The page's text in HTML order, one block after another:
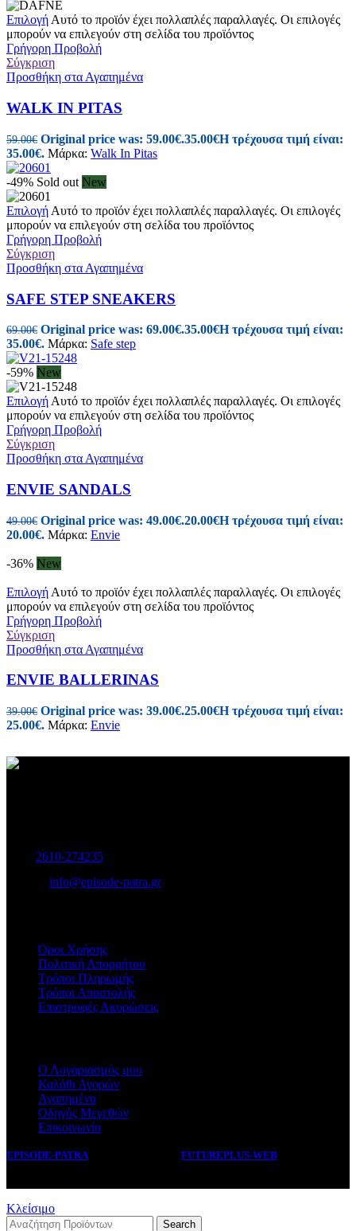
Επιλογή Αυτό το προϊόν έχει πολλαπλές παραλλαγές. Οι επιλογές
μπορούν να επιλεγούν στη σελίδα του προϊόντος
Γρήγορη Προβολή
Σύγκριση
Προσθήκη στα Αγαπημένα
WALK IN PITAS
59.00€ Original price was: 59.00€.35.00€Η τρέχουσα τιμή είναι:
35.00€. Μάρκα: Walk In Pitas
-49% Sold out New
Επιλογή Αυτό το προϊόν έχει πολλαπλές παραλλαγές. Οι επιλογές
μπορούν να επιλεγούν στη σελίδα του προϊόντος
Γρήγορη Προβολή
Σύγκριση
Προσθήκη στα Αγαπημένα
SAFE STEP SNEAKERS
69.00€ Original price was: 69.00€.35.00€Η τρέχουσα τιμή είναι:
35.00€. Μάρκα: Safe step
-59% New
Επιλογή Αυτό το προϊόν έχει πολλαπλές παραλλαγές. Οι επιλογές
μπορούν να επιλεγούν στη σελίδα του προϊόντος
Γρήγορη Προβολή
Σύγκριση
Προσθήκη στα Αγαπημένα
ENVIE SANDALS
49.00€ Original price was: 49.00€.20.00€Η τρέχουσα τιμή είναι:
20.00€. Μάρκα: Envie
-36% New
Επιλογή Αυτό το προϊόν έχει πολλαπλές παραλλαγές. Οι επιλογές
μπορούν να επιλεγούν στη σελίδα του προϊόντος
Γρήγορη Προβολή
Σύγκριση
Προσθήκη στα Αγαπημένα
ENVIE BALLERINAS
39.00€ Original price was: 39.00€.25.00€Η τρέχουσα τιμή είναι:
25.00€. Μάρκα: Envie
2610-274235
info@episode-patra.gr
Όροι Χρήσης
Πολιτική Απορρήτου
Τρόποι Πληρωμής
Τρόποι Αποστολής
Επιστροφές Ακυρώσεις
Ο Λογαριασμός μου
Καλάθι Αγορών
Αγαπημένα
Οδηγός Μεγεθών
Επικοινωνία
EPISODE-PATRA FUTUREPLUS-WEB
Κλείσιμο
Search